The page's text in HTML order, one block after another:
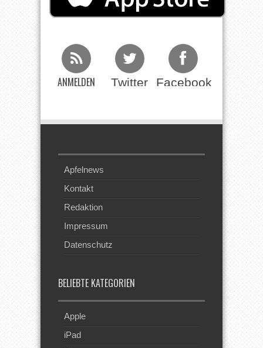
ANMELDEN Twitter Facebook
Apfelnews
Kontakt
Redaktion
Impressum
Datenschutz
BELIEBTE KATEGORIEN
Apple
iPad